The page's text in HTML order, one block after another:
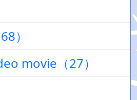
）
movie（27）